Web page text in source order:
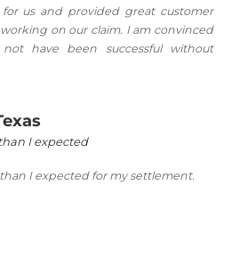
us and provided great customer
on our claim. I am convinced
have been successful without
I expected
I expected for my settlement.